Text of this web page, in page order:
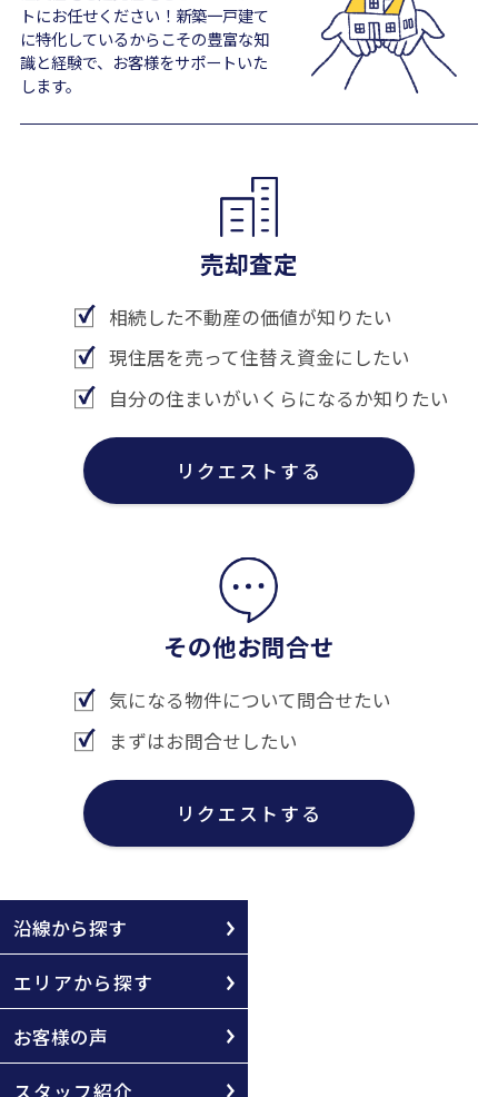
トにお任せください！新築一戸建て
に特化しているからこその豊富な知
識と経験で、お客様をサポートいた
します。
売却査定
相続した不動産の価値が知りたい
現住居を売って住替え資金にしたい
自分の住まいがいくらになるか知りたい
リクエストする
その他お問合せ
気になる物件について問合せたい
まずはお問合せしたい
リクエストする
沿線から探す
エリアから探す
お客様の声
スタッフ紹介